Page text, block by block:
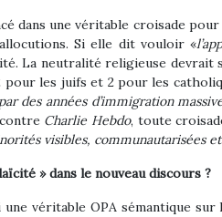
dans une véritable croisade
Si elle dit vouloir «
La neutralité religieuse devrait
pour les juifs et 2 pour les
des années d’immigration
Charlie Hebdo, toute
visibles, communautarisées
» dans le nouveau discours ?
une véritable OPA sémantique